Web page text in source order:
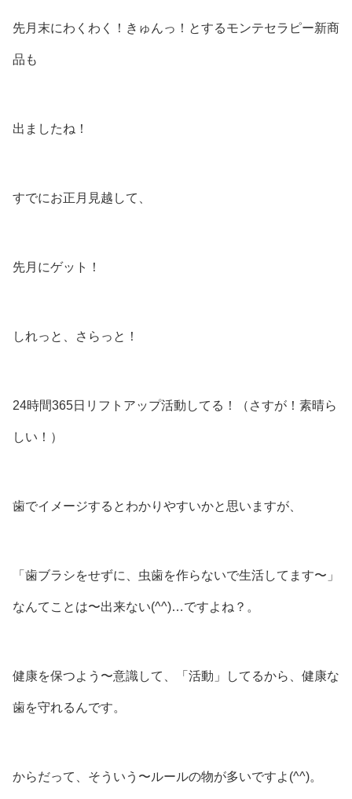
先月末にわくわく！きゅんっ！とするモンテセラピー新商
品も
出ましたね！
すでにお正月見越して、
先月にゲット！
しれっと、さらっと！
24時間365日リフトアップ活動してる！（さすが！素晴ら
しい！）
歯でイメージするとわかりやすいかと思いますが、
「歯ブラシをせずに、虫歯を作らないで生活してます〜」
なんてことは〜出来ない(⁠^⁠^⁠)…ですよね？。
健康を保つよう〜意識して、「活動」してるから、健康な
歯を守れるんです。
からだって、そういう〜ルールの物が多いですよ(⁠^⁠^⁠)。